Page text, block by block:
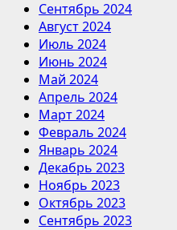
Сентябрь 2024
Август 2024
Июль 2024
Июнь 2024
Май 2024
Апрель 2024
Март 2024
Февраль 2024
Январь 2024
Декабрь 2023
Ноябрь 2023
Октябрь 2023
Сентябрь 2023